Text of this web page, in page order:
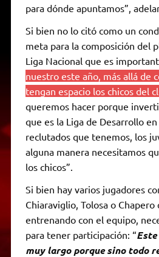
para dónde apuntamos”,
Si bien no lo citó como un
meta para la composición del
Liga Nacional que es
nuestro este año, más allá de
tengan espacio los chicos del
queremos hacer porque
que es la Liga de Desarrollo
reclutados que tenemos, los
alguna manera necesitamos
los chicos”.
Si bien hay varios jugadores
Chiaraviglio, Tolosa o Chapero
entrenando con el equipo,
para tener participación: “
muy largo porque sino todo